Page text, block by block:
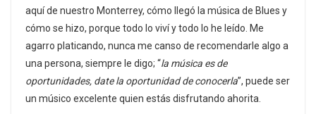
aquí de nuestro Monterrey, cómo llegó la música de Blues y
cómo se hizo, porque todo lo viví y todo lo he leído. Me
agarro platicando, nunca me canso de recomendarle algo a
una persona, siempre le digo; “la música es de
oportunidades, date la oportunidad de conocerla”, puede ser
un músico excelente quien estás disfrutando ahorita.